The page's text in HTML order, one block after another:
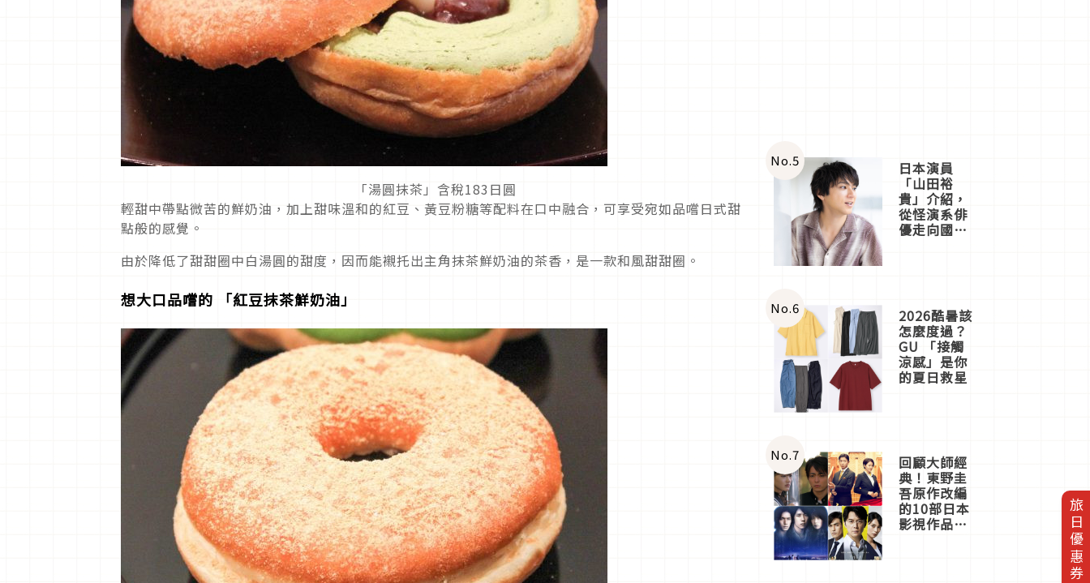
旅日優惠券
「湯圓抹茶」含稅183日圓
輕甜中帶點微苦的鮮奶油，加上甜味溫和的紅豆、黃豆粉糖等配料在口中融合，可享受宛如品嚐日式甜
點般的感覺。
由於降低了甜甜圈中白湯圓的甜度，因而能襯托出主角抹茶鮮奶油的茶香，是一款和風甜甜圈。
想大口品嚐的 「紅豆抹茶鮮奶油」
No.5 日本演員
「山田裕
貴」介紹，
從怪演系俳
優走向國民
No.6 2026酷暑該
怎麼度過？
GU 「接觸
涼感」是你
的夏日救星
No.7 回顧大師經
典！東野圭
吾原作改編
的10部日本
影視作品推